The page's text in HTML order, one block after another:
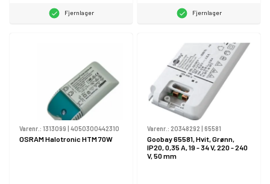
Fjernlager Fjernlager
Varenr.: 1313099 | 4050300442310
OSRAM Halotronic HTM 70W
Varenr.: 20348292 | 65581
Goobay 65581, Hvit, Grønn,
IP20, 0,35 A, 19 - 34 V, 220 - 240
V, 50 mm